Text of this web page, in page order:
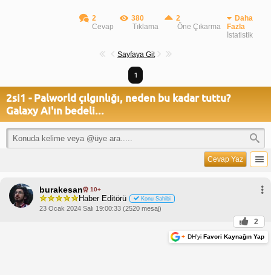
2
Cevap
380
Tıklama
2
Öne Çıkarma
Daha
Fazla
İstatistik
Sayfaya Git
1
2si1 - Palworld çılgınlığı, neden bu kadar tuttu?
Galaxy AI'ın bedeli...
Cevap Yaz
burakesan 10+
Haber Editörü Konu Sahibi
23 Ocak 2024 Salı 19:00:33 (2520 mesaj)
2
+ DH'yi Favori Kaynağın Yap